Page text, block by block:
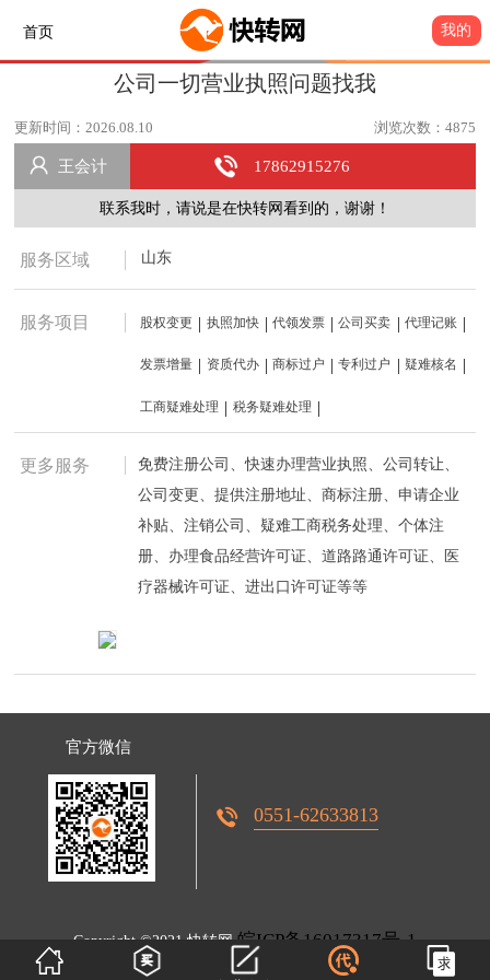
首页 我的
公司一切营业执照问题找我
更新时间：2026.08.10 浏览次数：4875
王会计 17862915276
联系我时，请说是在快转网看到的，谢谢！
服务区域 山东
服务项目 股权变更 执照加快 代领发票 公司买卖 代理记账
发票增量 资质代办 商标过户 专利过户 疑难核名
工商疑难处理 税务疑难处理
更多服务
免费注册公司、快速办理营业执照、公司转让、
公司变更、提供注册地址、商标注册、申请企业
补贴、注销公司、疑难工商税务处理、个体注
册、办理食品经营许可证、道路路通许可证、医
官方微信
0551-62633813
Copyright ©2021 快转网 皖ICP备16017317号-1